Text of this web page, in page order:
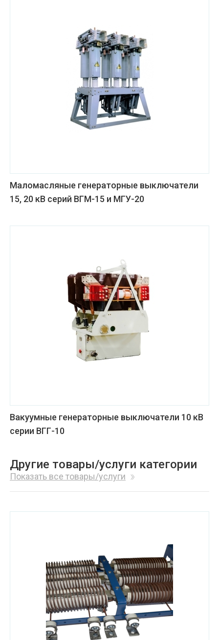
Маломасляные генераторные выключатели
15, 20 кВ серий ВГМ-15 и МГУ-20
Вакуумные генераторные выключатели 10 кВ
серии ВГГ-10
Другие товары/услуги категории
Показать все товары/услуги